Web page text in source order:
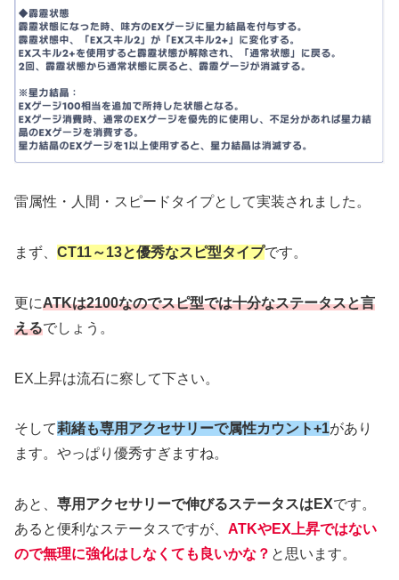
雷属性・人間・スピードタイプとして実装されました。
まず、 CT11～13と優秀なスピ型タイプです。
更にATKは2100なのでスピ型では十分なステータスと言
えるでしょう。
EX上昇は流石に察して下さい。
そして莉緒も専用アクセサリーで属性カウント+1があり
ます。やっぱり優秀すぎますね。
あと、 専用アクセサリーで伸びるステータスはEXです。
あると便利なステータスですが、 ATKやEX上昇ではない
ので無理に強化はしなくても良いかな？ と思います。